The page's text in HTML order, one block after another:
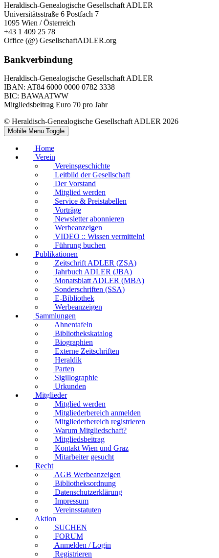
Heraldisch-Genealogische Gesellschaft ADLER
Universitätsstraße 6 Postfach 7
1095 Wien / Österreich
+43 1 409 25 78
Office (@) GesellschaftADLER.org
Bankverbindung
Heraldisch-Genealogische Gesellschaft ADLER
IBAN: AT84 6000 0000 0782 3338
BIC: BAWAATWW
Mitgliedsbeitrag Euro 70 pro Jahr
© Heraldisch-Genealogische Gesellschaft ADLER 2026
Mobile Menu Toggle
Home
Verein
Vereinsgeschichte
Leitbild der Gesellschaft
Der Vorstand
Mitglied werden
Service & Preistabellen
Vorträge
Newsletter abonnieren
Werbeanzeigen
VIDEO :: Wissen vermitteln!
Führung buchen
Publikationen
Zeitschrift ADLER (ZSA)
Jahrbuch ADLER (JBA)
Monatsblatt ADLER (MBA)
Sonderschriften (SSA)
E-Bibliothek
Werbeanzeigen
Sammlungen
Ahnentafeln
Bibliothekskatalog
Biographien
Externe Zeitschriften
Heraldik
Parten
Sigillographie
Urkunden
Mitglieder
Mitglied werden
Mitgliederbereich anmelden
Mitgliederbereich registrieren
Warum Mitgliedschaft?
Mitgliedsbeitrag
Kontakt Wien und Graz
Mitarbeiter gesucht
Recht
AGB Werbeanzeigen
Bibliotheksordnung
Datenschutzerklärung
Impressum
Vereinsstatuten
Aktion
SUCHEN
FORUM
Anmelden / Login
Registrieren